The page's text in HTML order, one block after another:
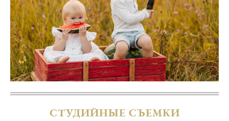
СТУДИЙНЫЕ СЪЕМКИ